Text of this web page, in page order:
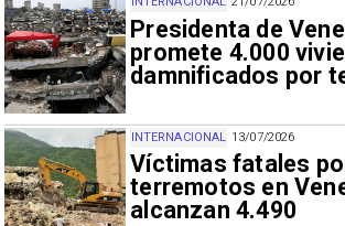
Presidenta de
promete 4.000
damnificados por
13/07/2026
Víctimas fatales
terremotos en
alcanzan 4.490
INTERNACIONAL